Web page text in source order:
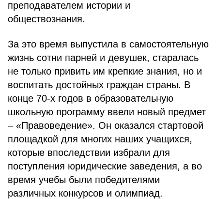
преподавателем истории и
обществознания.
За это время выпустила в самостоятельную
жизнь сотни парней и девушек, старалась
не только привить им крепкие знания, но и
воспитать достойных граждан страны. В
конце 70-х годов в образовательную
школьную программу ввели новый предмет
– «Правоведение». Он оказался стартовой
площадкой для многих наших учащихся,
которые впоследствии избрали для
поступления юридические заведения, а во
время учебы были победителями
различных конкурсов и олимпиад.